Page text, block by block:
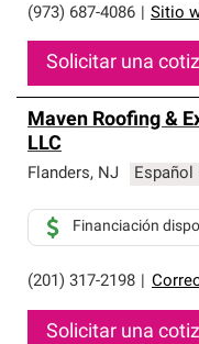
(973) 687-4086
Sitio
Solicitar una
Maven Roofing &
LLC
Flanders, NJ Español
(201) 317-2198
Financiación
Solicitar una